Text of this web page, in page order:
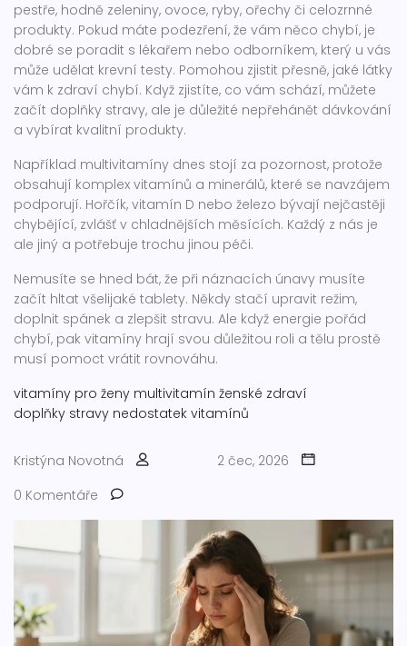
pestře, hodně zeleniny, ovoce, ryby, ořechy či celozrnné
produkty. Pokud máte podezření, že vám něco chybí, je
dobré se poradit s lékařem nebo odborníkem, který u vás
může udělat krevní testy. Pomohou zjistit přesně, jaké látky
vám k zdraví chybí. Když zjistíte, co vám schází, můžete
začít doplňky stravy, ale je důležité nepřehánět dávkování
a vybírat kvalitní produkty.
Například multivitamíny dnes stojí za pozornost, protože
obsahují komplex vitamínů a minerálů, které se navzájem
podporují. Hořčík, vitamín D nebo železo bývají nejčastěji
chybějící, zvlášť v chladnějších měsících. Každý z nás je
ale jiný a potřebuje trochu jinou péči.
Nemusíte se hned bát, že při náznacích únavy musíte
začít hltat všelijaké tablety. Někdy stačí upravit režim,
doplnit spánek a zlepšit stravu. Ale když energie pořád
chybí, pak vitamíny hrají svou důležitou roli a tělu prostě
musí pomoct vrátit rovnováhu.
vitamíny pro ženy multivitamín ženské zdraví
doplňky stravy nedostatek vitamínů
Kristýna Novotná
2 čec, 2026
0 Komentáře